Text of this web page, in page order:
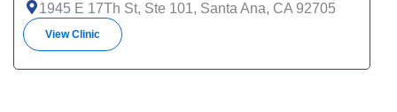
1945 E 17Th St, Ste 101, Santa Ana, CA 92705
View Clinic